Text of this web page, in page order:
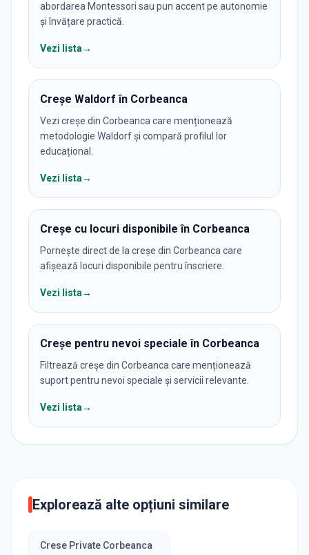
abordarea Montessori sau pun accent pe autonomie
și învățare practică.
Vezi lista→
Creșe Waldorf în Corbeanca
Vezi creșe din Corbeanca care menționează
metodologie Waldorf și compară profilul lor
educațional.
Vezi lista→
Creșe cu locuri disponibile în Corbeanca
Pornește direct de la creșe din Corbeanca care
afișează locuri disponibile pentru înscriere.
Vezi lista→
Creșe pentru nevoi speciale în Corbeanca
Filtrează creșe din Corbeanca care menționează
suport pentru nevoi speciale și servicii relevante.
Vezi lista→
Explorează alte opțiuni similare
Crese Private Corbeanca